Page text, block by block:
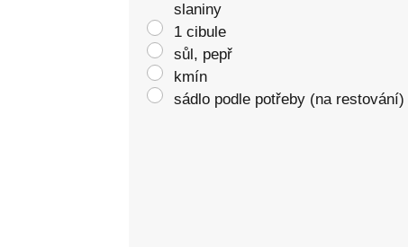
slaniny
1 cibule
sůl, pepř
kmín
sádlo podle potřeby (na restování)